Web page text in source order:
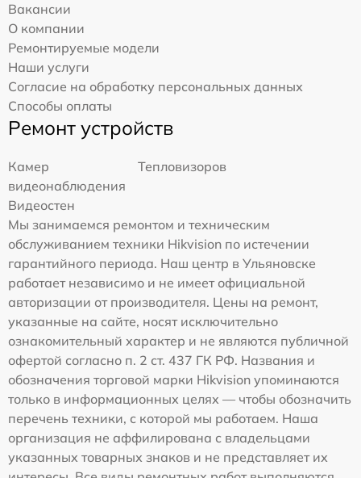
Вакансии
О компании
Ремонтируемые модели
Наши услуги
Согласие на обработку персональных данных
Способы оплаты
Ремонт устройств
Камер
видеонаблюдения
Тепловизоров
Видеостен
Мы занимаемся ремонтом и техническим
обслуживанием техники Hikvision по истечении
гарантийного периода. Наш центр в Ульяновске
работает независимо и не имеет официальной
авторизации от производителя. Цены на ремонт,
указанные на сайте, носят исключительно
ознакомительный характер и не являются публичной
офертой согласно п. 2 ст. 437 ГК РФ. Названия и
обозначения торговой марки Hikvision упоминаются
только в информационных целях — чтобы обозначить
перечень техники, с которой мы работаем. Наша
организация не аффилирована с владельцами
указанных товарных знаков и не представляет их